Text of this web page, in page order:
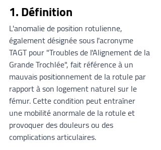
1. Définition
L'anomalie de position rotulienne,
également désignée sous l'acronyme
TAGT pour "Troubles de l'Alignement de la
Grande Trochlée", fait référence à un
mauvais positionnement de la rotule par
rapport à son logement naturel sur le
fémur. Cette condition peut entraîner
une mobilité anormale de la rotule et
provoquer des douleurs ou des
complications articulaires.